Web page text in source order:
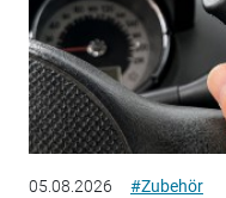
05.08.2026 #Zubehör